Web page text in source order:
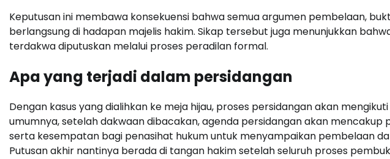
Keputusan ini membawa konsekuensi bahwa semua argumen pembelaan,
berlangsung di hadapan majelis hakim. Sikap tersebut juga menunjukkan
terdakwa diputuskan melalui proses peradilan formal.
Apa yang terjadi dalam persidangan
Dengan kasus yang dialihkan ke meja hijau, proses persidangan akan
umumnya, setelah dakwaan dibacakan, agenda persidangan akan mencakup
serta kesempatan bagi penasihat hukum untuk menyampaikan pembelaan
Putusan akhir nantinya berada di tangan hakim setelah seluruh proses